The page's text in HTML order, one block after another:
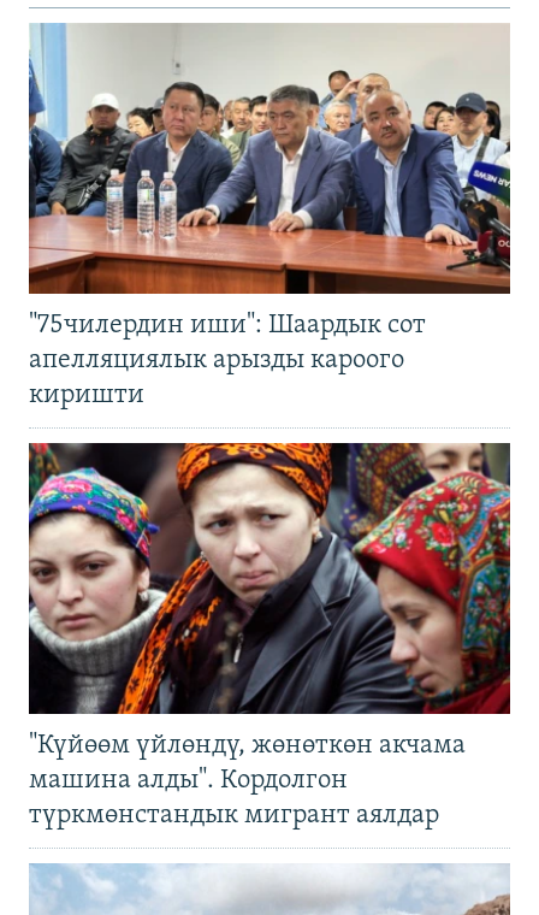
"75чилердин иши": Шаардык сот
апелляциялык арызды кароого
киришти
"Күйөөм үйлөндү, жөнөткөн акчама
машина алды". Кордолгон
түркмөнстандык мигрант аялдар